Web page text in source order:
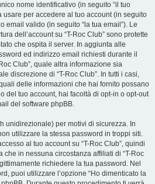
nome identificativo (in seguito “il tuo
usare per accedere al tuo account (in seguito
email valido (in seguito “la tua email”). Le
dell’account su “T-Roc Club” sono protette
che ospita il server. In aggiunta alle
ed indirizzo email richiesti durante il
Club”, quale altra informazione sia
discrezione di “T-Roc Club”. In tutti i casi,
delle informazioni che hai fornito possano
del tuo account, hai facoltà di opt-in o opt-out
del software phpBB.
unidirezionale) per motivi di sicurezza. In
utilizzare la stessa password in troppi siti.
al tuo account su “T-Roc Club”, quindi
in nessuna circostanza affiliati di “T-Roc
richiedere la tua password. Nel
puoi utilizzare l’opzione “Ho dimenticato la